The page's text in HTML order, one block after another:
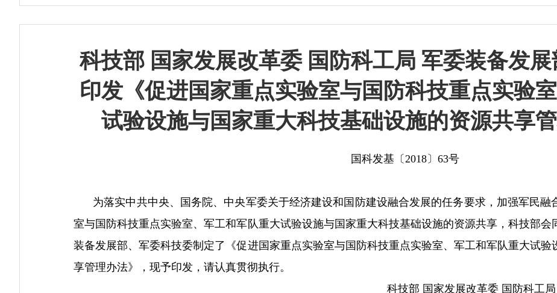
科技部 国家发展改革委 国防科工局 军委装备发
印发《促进国家重点实验室与国防科技重点实验
试验设施与国家重大科技基础设施的资源共享
国科发基〔2018〕63号
为落实中共中央、国务院、中央军委关于经济建设和国防建设融合发展的任务要求，加强军民融
室与国防科技重点实验室、军工和军队重大试验设施与国家重大科技基础设施的资源共享，科技部
装备发展部、军委科技委制定了《促进国家重点实验室与国防科技重点实验室、军工和军队重大试
享管理办法》，现予印发，请认真贯彻执行。
科技部 国家发展改革委 国防科工